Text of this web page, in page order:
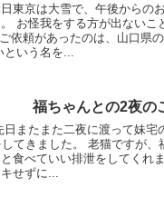
東京は大雪で、午後からの
お怪我をする方が出ないこ
依頼があったのは、山口県
いう名を...
福ちゃんとの2夜の
日またまた二夜に渡って妹宅
てきました。 老猫ですが、
食べていい排泄をしてくれ
せずに...